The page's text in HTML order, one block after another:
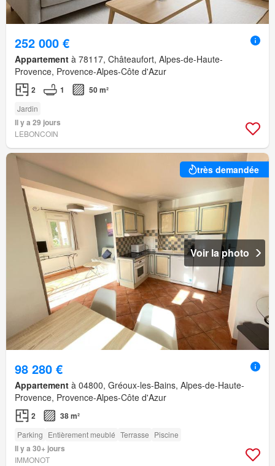
252 000 €
Appartement à 78117, Châteaufort, Alpes-de-Haute-
Provence, Provence-Alpes-Côte d'Azur
2 1 50 m²
Jardin
Il y a 29 jours
LEBONCOIN
très demandée
Voir la photo
98 280 €
Appartement à 04800, Gréoux-les-Bains, Alpes-de-Haute-
Provence, Provence-Alpes-Côte d'Azur
2 38 m²
Parking Entièrement meublé Terrasse Piscine
Il y a 30+ jours
IMMONOT